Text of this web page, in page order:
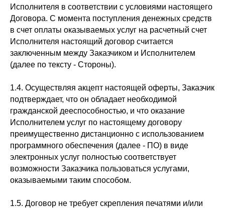
Исполнителя в соответствии с условиями настоящего
Договора. С момента поступления денежных средств
в счет оплаты оказываемых услуг на расчетный счет
Исполнителя настоящий договор считается
заключенным между Заказчиком и Исполнителем
(далее по тексту - Стороны).
1.4. Осуществляя акцепт настоящей оферты, Заказчик
подтверждает, что он обладает необходимой
гражданской дееспособностью, и что оказание
Исполнителем услуг по настоящему договору
преимущественно дистанционно с использованием
программного обеспечения (далее - ПО) в виде
электронных услуг полностью соответствует
возможности Заказчика пользоваться услугами,
оказываемыми таким способом.
1.5. Договор не требует скрепления печатями и/или